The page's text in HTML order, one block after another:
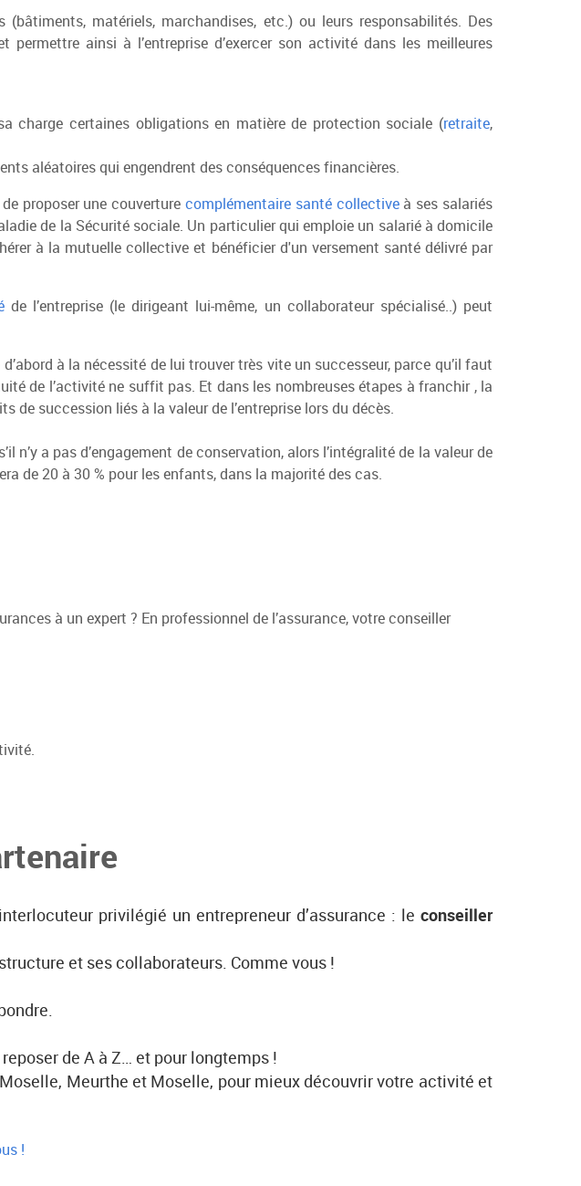
matériels, marchandises, etc.) ou leurs responsabilités. Des
ainsi à l’entreprise d’exercer son activité dans les meilleures
charge certaines obligations en matière de protection sociale (retraite,
aléatoires qui engendrent des conséquences financières.
proposer une couverture complémentaire santé collectiveà ses salariés
de la Sécurité sociale. Un particulier qui emploie un salarié à domicile
à la mutuelle collective et bénéficier d'un versement santé délivré par
de l’entreprise (le dirigeant lui-même, un collaborateur spécialisé..) peut
d’abord à la nécessité de lui trouver très vite un successeur, parce qu’il faut
de l’activité ne suffit pas. Et dans les nombreuses étapes à franchir , la
de succession liés à la valeur de l’entreprise lors du décès.
n’y a pas d’engagement de conservation, alors l’intégralité de la valeur de
de 20 à 30 % pour les enfants, dans la majorité des cas.
à un expert ? En professionnel de l’assurance, votre conseiller
privilégié un entrepreneur d’assurance : leconseiller
et ses collaborateurs. Comme vous !
de A à Z… et pour longtemps !
Meurthe et Moselle, pour mieux découvrir votre activité et
!